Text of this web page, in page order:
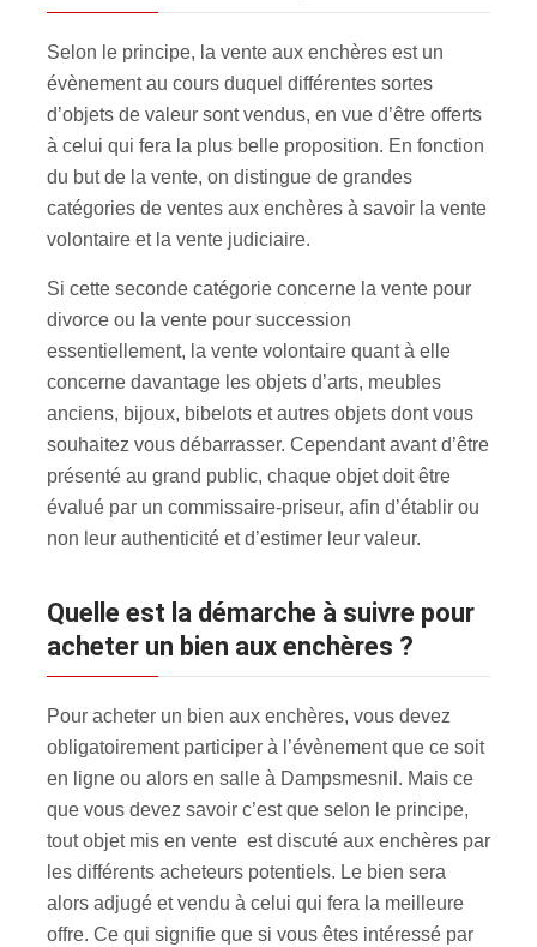
Selon le principe, la vente aux enchères est un
évènement au cours duquel différentes sortes
d’objets de valeur sont vendus, en vue d’être offerts
à celui qui fera la plus belle proposition. En fonction
du but de la vente, on distingue de grandes
catégories de ventes aux enchères à savoir la vente
volontaire et la vente judiciaire.
Si cette seconde catégorie concerne la vente pour
divorce ou la vente pour succession
essentiellement, la vente volontaire quant à elle
concerne davantage les objets d’arts, meubles
anciens, bijoux, bibelots et autres objets dont vous
souhaitez vous débarrasser. Cependant avant d’être
présenté au grand public, chaque objet doit être
évalué par un commissaire-priseur, afin d’établir ou
non leur authenticité et d’estimer leur valeur.
Quelle est la démarche à suivre pour
acheter un bien aux enchères ?
Pour acheter un bien aux enchères, vous devez
obligatoirement participer à l’évènement que ce soit
en ligne ou alors en salle à Dampsmesnil. Mais ce
que vous devez savoir c’est que selon le principe,
tout objet mis en vente est discuté aux enchères par
les différents acheteurs potentiels. Le bien sera
alors adjugé et vendu à celui qui fera la meilleure
offre. Ce qui signifie que si vous êtes intéressé par